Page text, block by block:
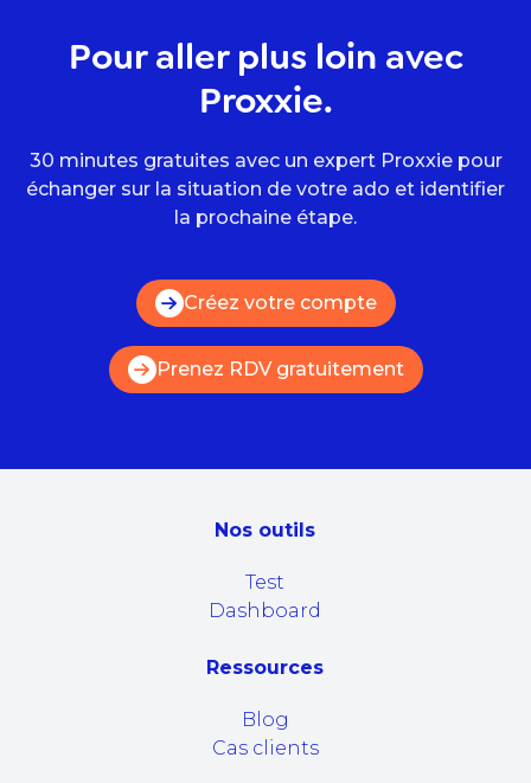
Pour aller plus loin avec
Proxxie.
30 minutes gratuites avec un expert Proxxie pour
échanger sur la situation de votre ado et identifier
la prochaine étape.
Créez votre compte
Prenez RDV gratuitement
Nos outils
Test
Dashboard
Ressources
Blog
Cas clients